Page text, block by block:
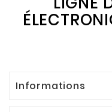
Informations